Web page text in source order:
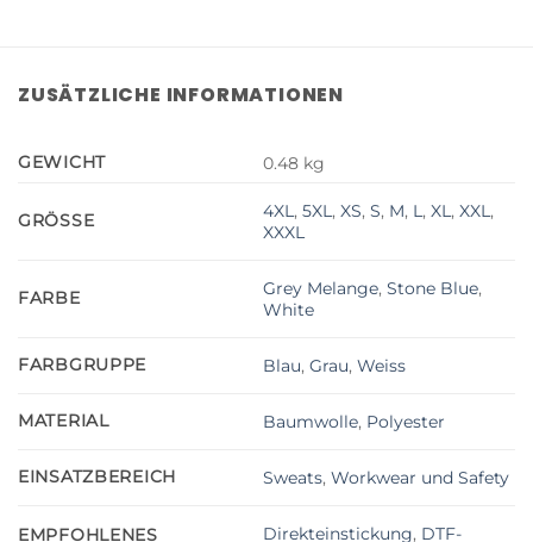
ZUSÄTZLICHE INFORMATIONEN
GEWICHT 0.48 kg
GRÖSSE 4XL,5XL,XS,S, M, L,XL,XXL,
XXXL
FARBE Grey Melange,Stone Blue,
White
FARBGRUPPE Blau,Grau,Weiss
MATERIAL Baumwolle, Polyester
EINSATZBEREICH Sweats,Workwear und Safety
EMPFOHLENES
Direkteinstickung, DTF-